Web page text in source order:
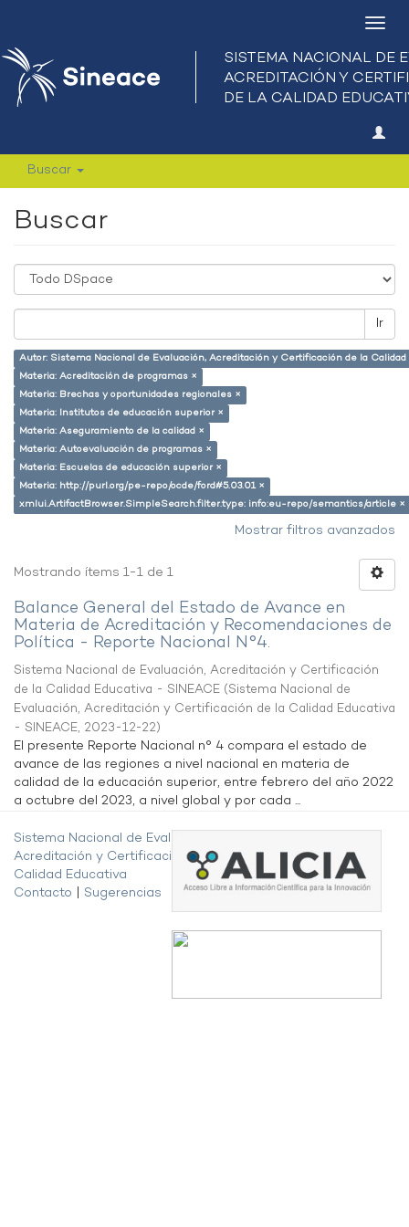
Buscar
Buscar
Ir
Autor: Sistema Nacional de Evaluación, Acreditación y Certificación de la
Materia: Acreditación de programas ×
Materia: Brechas y oportunidades regionales ×
Materia: Institutos de educación superior ×
Materia: Aseguramiento de la calidad ×
Materia: Autoevaluación de programas ×
Materia: Escuelas de educación superior ×
Materia: http://purl.org/pe-repo/ocde/ford#5.03.01 ×
xmlui.ArtifactBrowser.SimpleSearch.filter.type: info:eu-repo/semantics/article ×
Mostrar filtros avanzados
Mostrando ítems 1-1 de 1
Balance General del Estado de Avance en
Materia de Acreditación y Recomendaciones de
Política - Reporte Nacional N°4.
Sistema Nacional de Evaluación, Acreditación y Certificación
de la Calidad Educativa - SINEACE (Sistema Nacional de
Evaluación, Acreditación y Certificación de la Calidad Educativa
- SINEACE, 2023-12-22)
El presente Reporte Nacional n° 4 compara el estado de
avance de las regiones a nivel nacional en materia de
calidad de la educación superior, entre febrero del año 2022
a octubre del 2023, a nivel global y por cada ...
Sistema Nacional de Evaluación,
Acreditación y Certificación de la
Calidad Educativa
Contacto
Sugerencias